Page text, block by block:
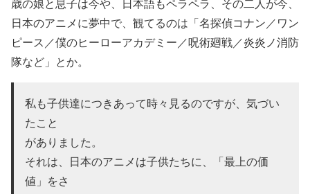
歳の娘と息子は今や、日本語もペラペラ、その二人が今、
日本のアニメに夢中で、観てるのは「名探偵コナン／ワン
ピース／僕のヒーローアカデミー／呪術廻戦／炎炎ノ消防
隊など」とか。
私も子供達につきあって時々見るのですが、気づい
たこと
がありました。
それは、日本のアニメは子供たちに、「最上の価
値」をさ